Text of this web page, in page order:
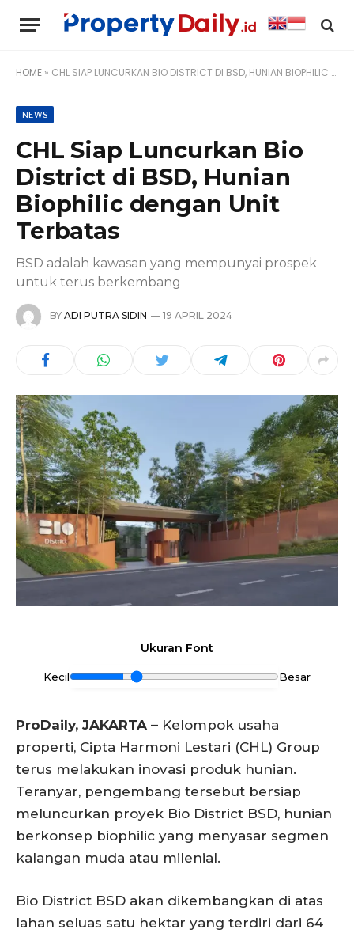
HOME » CHL SIAP LUNCURKAN BIO DISTRICT DI BSD, HUNIAN BIOPHILIC DENGAN UNIT TERBATAS
NEWS
CHL Siap Luncurkan Bio
District di BSD, Hunian
Biophilic dengan Unit
Terbatas
BSD adalah kawasan yang mempunyai prospek
untuk terus berkembang
BY ADI PUTRA SIDIN 19 APRIL 2024
Ukuran Font
Kecil Besar
ProDaily, JAKARTA – Kelompok usaha
properti, Cipta Harmoni Lestari (CHL) Group
terus melakukan inovasi produk hunian.
Teranyar, pengembang tersebut bersiap
meluncurkan proyek Bio District BSD, hunian
berkonsep biophilic yang menyasar segmen
kalangan muda atau milenial.
Bio District BSD akan dikembangkan di atas
lahan seluas satu hektar yang terdiri dari 64